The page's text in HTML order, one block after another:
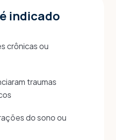
indicado
crônicas ou
traumas
do sono ou